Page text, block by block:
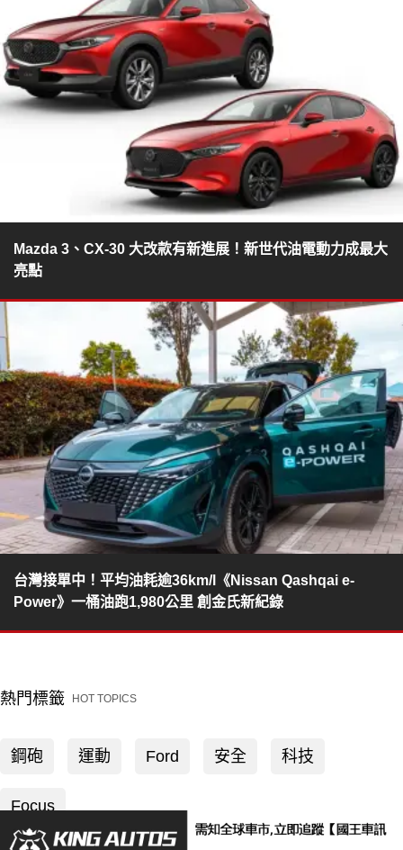
Mazda 3、CX-30 大改款有新進展！新世代油電動力成最大
亮點
台灣接單中！平均油耗逾36km/l《Nissan Qashqai e-
Power》一桶油跑1,980公里 創金氏新紀錄
熱門標籤 HOT TOPICS
鋼砲 運動 Ford 安全 科技
Focus